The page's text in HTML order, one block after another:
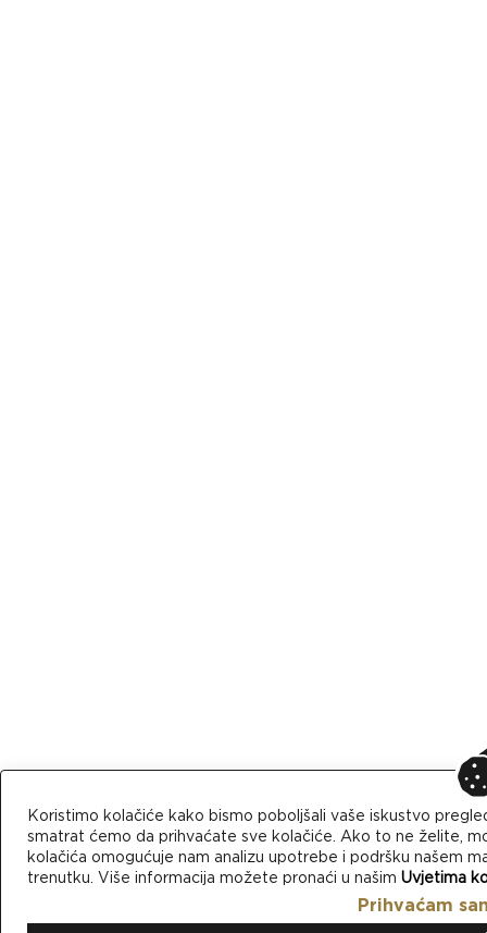
Koristimo kolačiće kako bismo poboljšali vaše iskustvo
smatrat ćemo da prihvaćate sve kolačiće. Ako to ne želite,
kolačića omogućuje nam analizu upotrebe i podršku našem
trenutku. Više informacija možete pronaći u našim Uvjetima
Prihvaćam